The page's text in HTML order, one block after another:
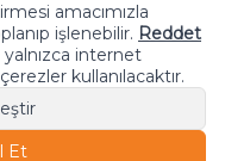
amacımızla
işlenebilir. Reddet
internet
kullanılacaktır.
Et